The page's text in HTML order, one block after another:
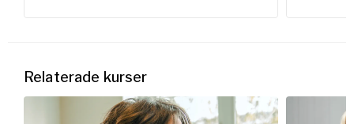
Relaterade kurser